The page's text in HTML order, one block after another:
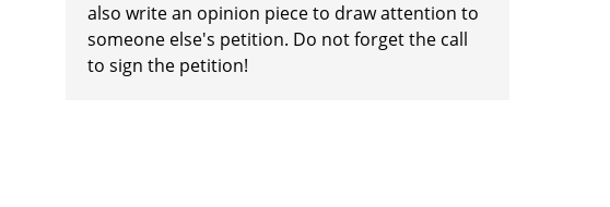
also write an opinion piece to draw attention to
someone else's petition. Do not forget the call
to sign the petition!